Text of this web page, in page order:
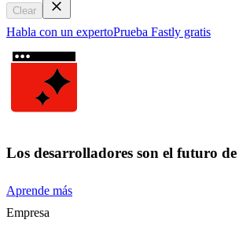
Clear
Habla con un expertoPrueba Fastly gratis
Los desarrolladores son el futuro de
Aprende más
Empresa